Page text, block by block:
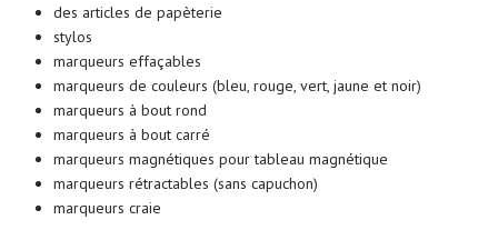
des articles de papèterie
stylos
marqueurs effaçables
marqueurs de couleurs (bleu, rouge, vert, jaune et noir)
marqueurs à bout rond
marqueurs à bout carré
marqueurs magnétiques pour tableau magnétique
marqueurs rétractables (sans capuchon)
marqueurs craie